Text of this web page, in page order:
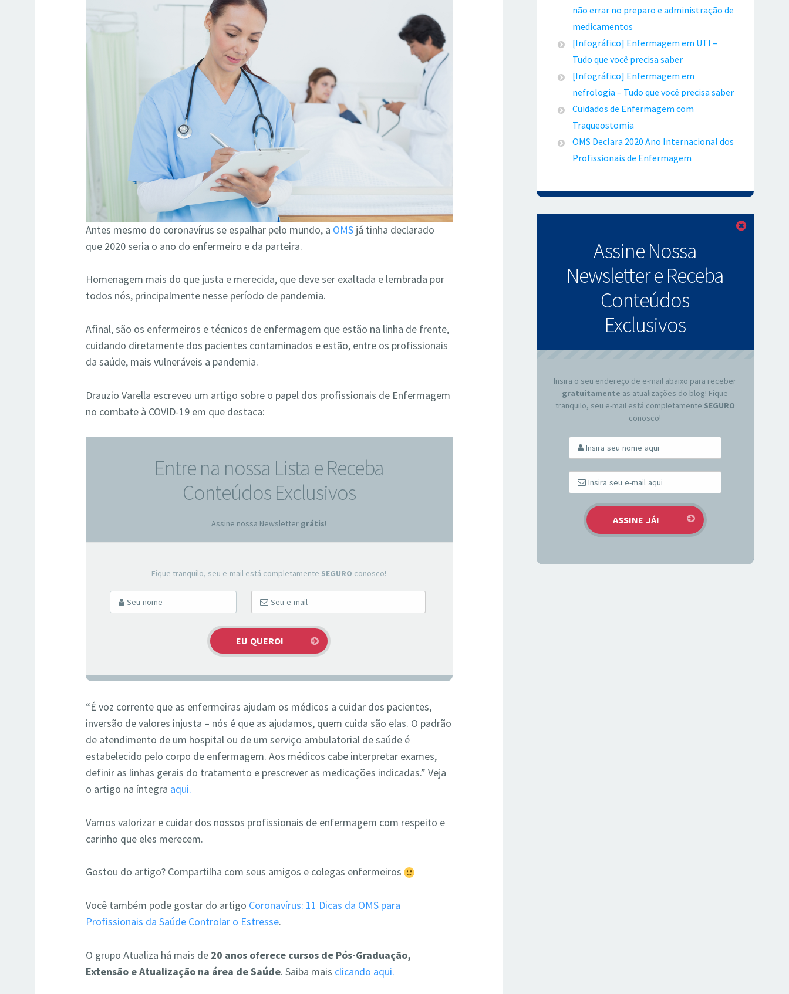
Antes mesmo do coronavírus se espalhar pelo mundo, a OMS já tinha declarado
que 2020 seria o ano do enfermeiro e da parteira.
Homenagem mais do que justa e merecida, que deve ser exaltada e lembrada por
todos nós, principalmente nesse período de pandemia.
Afinal, são os enfermeiros e técnicos de enfermagem que estão na linha de frente,
cuidando diretamente dos pacientes contaminados e estão, entre os profissionais
da saúde, mais vulneráveis a pandemia.
Drauzio Varella escreveu um artigo sobre o papel dos profissionais de Enfermagem
no combate à COVID-19 em que destaca:
Entre na nossa Lista e Receba
Conteúdos Exclusivos
Assine nossa Newsletter grátis!
Fique tranquilo, seu e-mail está completamente SEGURO conosco!
“É voz corrente que as enfermeiras ajudam os médicos a cuidar dos pacientes,
inversão de valores injusta – nós é que as ajudamos, quem cuida são elas. O padrão
de atendimento de um hospital ou de um serviço ambulatorial de saúde é
estabelecido pelo corpo de enfermagem. Aos médicos cabe interpretar exames,
definir as linhas gerais do tratamento e prescrever as medicações indicadas.” Veja
o artigo na íntegra aqui.
Vamos valorizar e cuidar dos nossos profissionais de enfermagem com respeito e
carinho que eles merecem.
Gostou do artigo? Compartilha com seus amigos e colegas enfermeiros
Você também pode gostar do artigo Coronavírus: 11 Dicas da OMS para
Profissionais da Saúde Controlar o Estresse.
O grupo Atualiza há mais de 20 anos oferece cursos de Pós-Graduação,
Extensão e Atualização na área de Saúde. Saiba mais clicando aqui.
não errar no preparo e administração de
medicamentos
[Infográfico] Enfermagem em UTI –
Tudo que você precisa saber
[Infográfico] Enfermagem em
nefrologia – Tudo que você precisa saber
Cuidados de Enfermagem com
Traqueostomia
OMS Declara 2020 Ano Internacional dos
Profissionais de Enfermagem
Assine Nossa
Newsletter e Receba
Conteúdos
Exclusivos
Insira o seu endereço de e-mail abaixo para receber
gratuitamente as atualizações do blog! Fique
tranquilo, seu e-mail está completamente SEGURO
conosco!